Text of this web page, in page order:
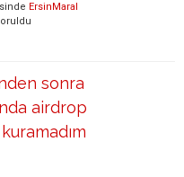
ErsinMaral
sonra
airdrop